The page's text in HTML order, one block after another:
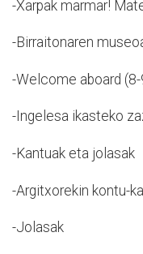
-Xarpak marmar!
-Birraitonaren
-Welcome aboard
-Ingelesa ikasteko
-Kantuak eta jolasak
-Argitxorekin kontu-
-Jolasak